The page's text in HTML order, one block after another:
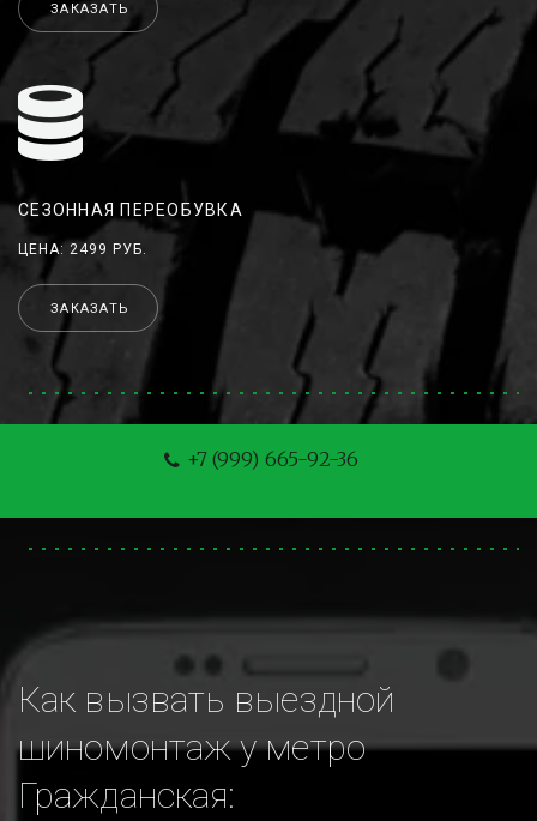
ЗАКАЗАТЬ
СЕЗОННАЯ ПЕРЕОБУВКА
ЦЕНА: 2499 РУБ.
ЗАКАЗАТЬ
+7 (999) 665-92-36
Как вызвать выездной
шиномонтаж у метро
Гражданская: